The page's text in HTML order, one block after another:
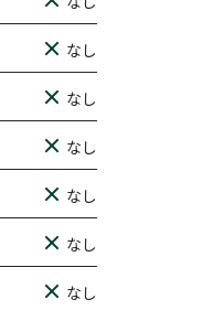
なし
なし
なし
なし
なし
なし